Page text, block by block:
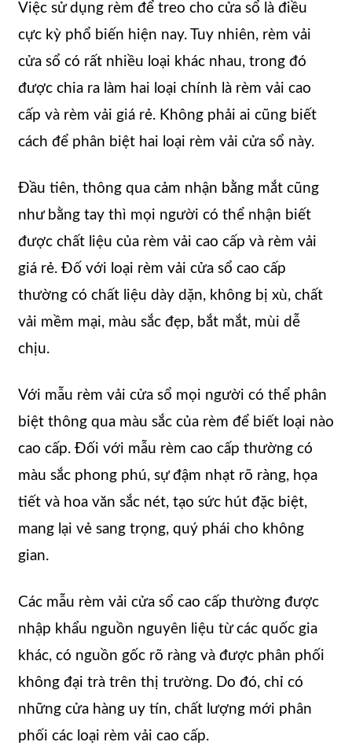
Việc sử dụng rèm để treo cho cửa sổ là điều
cực kỳ phổ biến hiện nay. Tuy nhiên, rèm vải
cửa sổ có rất nhiều loại khác nhau, trong đó
được chia ra làm hai loại chính là rèm vải cao
cấp và rèm vải giá rẻ. Không phải ai cũng biết
cách để phân biệt hai loại rèm vải cửa sổ này.
Đầu tiên, thông qua cảm nhận bằng mắt cũng
như bằng tay thì mọi người có thể nhận biết
được chất liệu của rèm vải cao cấp và rèm vải
giá rẻ. Đố với loại rèm vải cửa sổ cao cấp
thường có chất liệu dày dặn, không bị xù, chất
vải mềm mại, màu sắc đẹp, bắt mắt, mùi dễ
chịu.
Với mẫu rèm vải cửa sổ mọi người có thể phân
biệt thông qua màu sắc của rèm để biết loại nào
cao cấp. Đối với mẫu rèm cao cấp thường có
màu sắc phong phú, sự đậm nhạt rõ ràng, họa
tiết và hoa văn sắc nét, tạo sức hút đặc biệt,
mang lại vẻ sang trọng, quý phái cho không
gian.
Các mẫu rèm vải cửa sổ cao cấp thường được
nhập khẩu nguồn nguyên liệu từ các quốc gia
khác, có nguồn gốc rõ ràng và được phân phối
không đại trà trên thị trường. Do đó, chỉ có
những cửa hàng uy tín, chất lượng mới phân
phối các loại rèm vải cao cấp.